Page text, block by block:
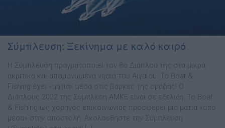
Σύμπλευση: Ξεκίνημα με καλό καιρό
Η Σύμπλευση πραγματοποιεί τον 8ο Διάπλου της στα μικρά
ακριτικά και απομονωμένα νησιά του Αιγαίου. Το Boat &
Fishing έχει «μάτια» μέσα στις βάρκες της ομάδας! Ο
Διάπλους 2022 της Σύμπλεση ΑΜΚΕ είναι σε εξέλιξη. Το Boat
& Fishing ως χορηγός επικοινωνίας προσφέρει μία ματιά «από
μέσα» στην αποστολή. Ακολουθήστε την Σύμπλευση